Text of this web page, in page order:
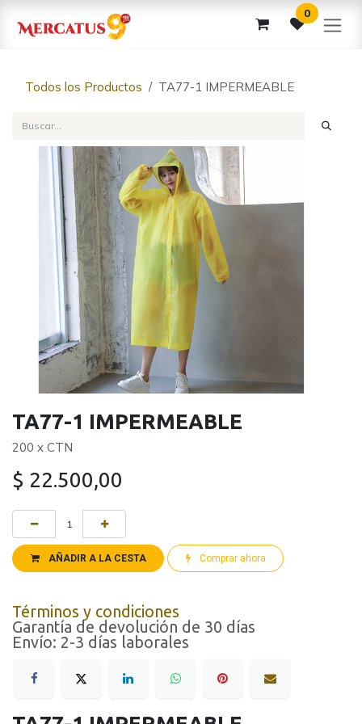
0
Todos los Productos TA77-1 IMPERMEABLE
TA77-1 IMPERMEABLE
200 x CTN
$ 22.500,00
AÑADIR A LA CESTA Comprar ahora
Términos y condiciones
Garantía de devolución de 30 días
Envío: 2-3 días laborales